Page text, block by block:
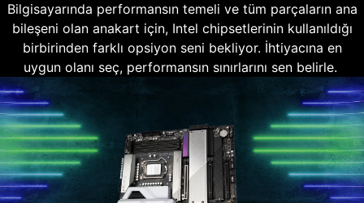
Bilgisayarında performansın temeli ve tüm parçaların ana
bileşeni olan anakart için, Intel chipsetlerinin kullanıldığı
birbirinden farklı opsiyon seni bekliyor. İhtiyacına en
uygun olanı seç, performansın sınırlarını sen belirle.